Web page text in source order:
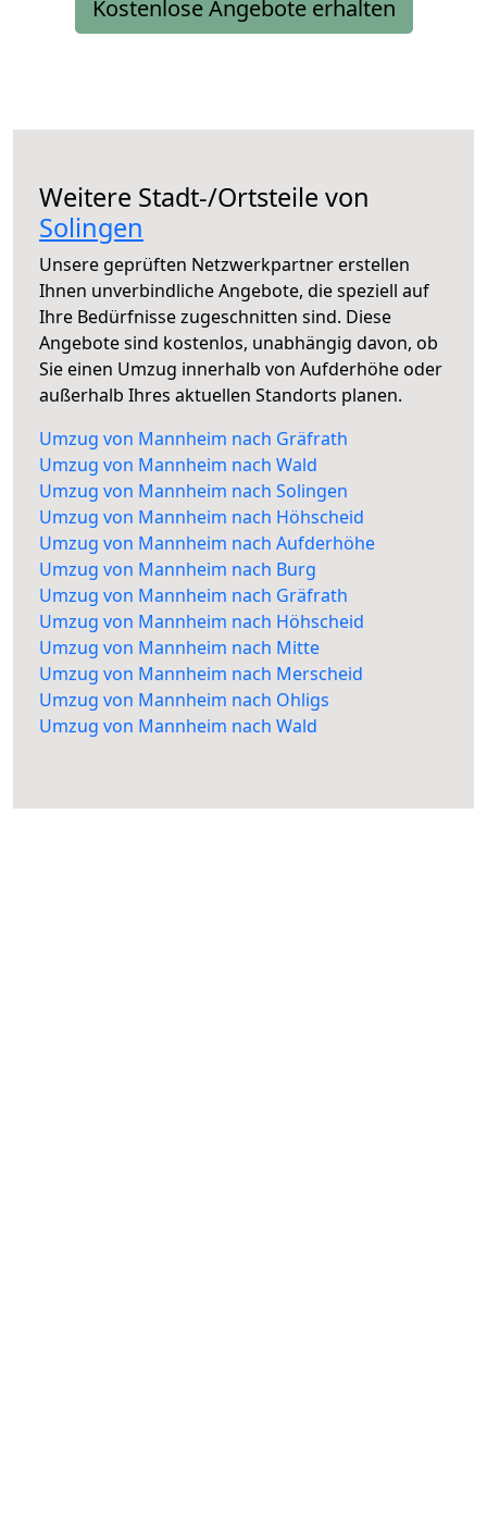
Kostenlose Angebote erhalten
Weitere Stadt-/Ortsteile von
Solingen
Unsere geprüften Netzwerkpartner erstellen
Ihnen unverbindliche Angebote, die speziell auf
Ihre Bedürfnisse zugeschnitten sind. Diese
Angebote sind kostenlos, unabhängig davon, ob
Sie einen Umzug innerhalb von Aufderhöhe oder
außerhalb Ihres aktuellen Standorts planen.
Umzug von Mannheim nach Gräfrath
Umzug von Mannheim nach Wald
Umzug von Mannheim nach Solingen
Umzug von Mannheim nach Höhscheid
Umzug von Mannheim nach Aufderhöhe
Umzug von Mannheim nach Burg
Umzug von Mannheim nach Gräfrath
Umzug von Mannheim nach Höhscheid
Umzug von Mannheim nach Mitte
Umzug von Mannheim nach Merscheid
Umzug von Mannheim nach Ohligs
Umzug von Mannheim nach Wald